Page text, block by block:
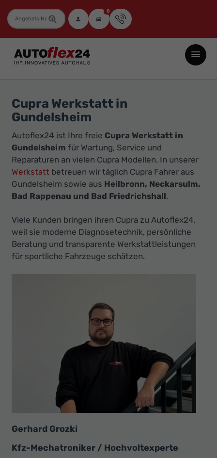
Fahrzeugnummer 0
Autoflex24
GmbH
Neuwagen
Jahreswagen
und
Gebrauchtwagen
zu
Top-
Preisen
Ihr
Innovatives
Autohaus
Cupra Werkstatt in
Gundelsheim
Autoflex24 ist Ihre freie Cupra Werkstatt in
Gundelsheim für Wartung, Service und
Reparaturen an vielen Cupra Modellen. In unserer
Werkstatt betreuen wir täglich Cupra Fahrer aus
Gundelsheim sowie aus Heilbronn, Neckarsulm,
Bad Rappenau und Bad Friedrichshall.
Viele Kunden bringen ihren Cupra zu Autoflex24,
weil sie moderne Diagnosetechnik, persönliche
Beratung und transparente Werkstattleistungen
für sportliche Fahrzeuge schätzen.
Gerhard Grozki
Kfz-Mechatroniker / Hochvoltexperte